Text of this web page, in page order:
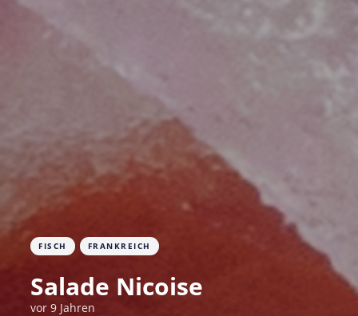
FISCH FRANKREICH
Salade Nicoise
vor 9 Jahren